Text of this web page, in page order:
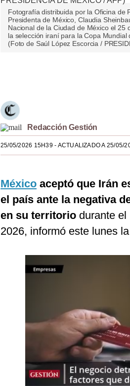
Fotografía distribuida por la Oficina de
Presidenta de México, Claudia
Nacional de la Ciudad de México el
la selección iraní para la Copa
(Foto de Saúl López Escorcia /
Redacción Gestión
25/05/2026 15H39- ACTUALIZADO A 25/05/
México aceptó que Irán
el país ante la negativa
en su territorio durante
2026, informó este lunes la